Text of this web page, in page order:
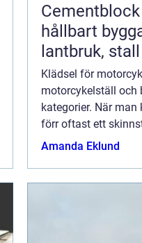
hållbart
lantbruk,
Klädsel för
motorcykelställ och
kategorier. När
förr oftast ett
vanligt ända fram...
Amanda Eklund